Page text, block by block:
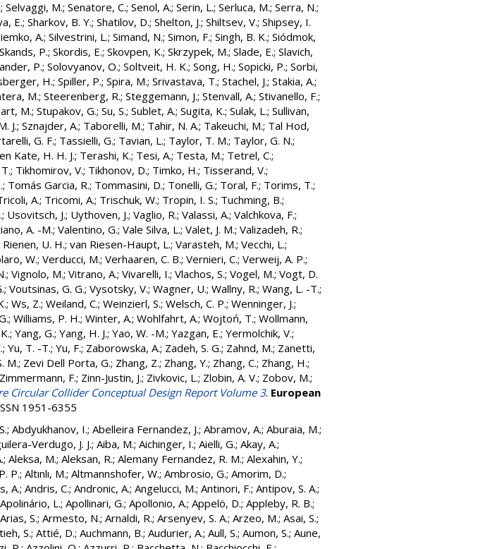
; Selvaggi, M.; Senatore, C.; Senol, A.; Serin, L.; Serluca, M.; Serra, N.;
E.; Sharkov, B. Y.; Shatilov, D.; Shelton, J.; Shiltsev, V.; Shipsey, I.
A.; Silvestrini, L.; Simand, N.; Simon, F.; Singh, B. K.; Siódmok,
Skands, P.; Skordis, E.; Skovpen, K.; Skrzypek, M.; Slade, E.; Slavich,
P.; Solovyanov, O.; Soltveit, H. K.; Song, H.; Sopicki, P.; Sorbi,
H.; Spiller, P.; Spira, M.; Srivastava, T.; Stachel, J.; Stakia, A.;
M.; Steerenberg, R.; Steggemann, J.; Stenvall, A.; Stivanello, F.;
M.; Stupakov, G.; Su, S.; Sublet, A.; Sugita, K.; Sulak, L.; Sullivan,
J.; Sznajder, A.; Taborelli, M.; Tahir, N. A.; Takeuchi, M.; Tal Hod,
G. F.; Tassielli, G.; Tavian, L.; Taylor, T. M.; Taylor, G. N.;
Kate, H. H. J.; Terashi, K.; Tesi, A.; Testa, M.; Tetrel, C.;
; Tikhomirov, V.; Tikhonov, D.; Timko, H.; Tisserand, V.;
; Tomás Garcia, R.; Tommasini, D.; Tonelli, G.; Toral, F.; Torims, T.;
A.; Tricomi, A.; Trischuk, W.; Tropin, I. S.; Tuchming, B.;
; Usovitsch, J.; Uythoven, J.; Vaglio, R.; Valassi, A.; Valchkova, F.;
A. -M.; Valentino, G.; Vale Silva, L.; Valet, J. M.; Valizadeh, R.;
U. H.; van Riesen-Haupt, L.; Varasteh, M.; Vecchi, L.;
W.; Verducci, M.; Verhaaren, C. B.; Vernieri, C.; Verweij, A. P.;
; Vignolo, M.; Vitrano, A.; Vivarelli, I.; Vlachos, S.; Vogel, M.; Vogt, D.
; Voutsinas, G. G.; Vysotsky, V.; Wagner, U.; Wallny, R.; Wang, L. -T.;
; Ws, Z.; Weiland, C.; Weinzierl, S.; Welsch, C. P.; Wenninger, J.;
; Williams, P. H.; Winter, A.; Wohlfahrt, A.; Wojtoń, T.; Wollmann,
; Yang, G.; Yang, H. J.; Yao, W. -M.; Yazgan, E.; Yermolchik, V.;
; Yu, T. -T.; Yu, F.; Zaborowska, A.; Zadeh, S. G.; Zahnd, M.; Zanetti,
M.; Zevi Dell Porta, G.; Zhang, Z.; Zhang, Y.; Zhang, C.; Zhang, H.;
Zimmermann, F.; Zinn-Justin, J.; Zivkovic, L.; Zlobin, A. V.; Zobov, M.;
Circular Collider Conceptual Design Report Volume 3. European
1951-6355
; Abdyukhanov, I.; Abelleira Fernandez, J.; Abramov, A.; Aburaia, M.;
Verdugo, J. J.; Aiba, M.; Aichinger, I.; Aielli, G.; Akay, A.;
; Aleksa, M.; Aleksan, R.; Alemany Fernandez, R. M.; Alexahin, Y.;
P.; Altınlı, M.; Altmannshofer, W.; Ambrosio, G.; Amorim, D.;
A.; Andris, C.; Andronic, A.; Angelucci, M.; Antinori, F.; Antipov, S. A.;
Apolinário, L.; Apollinari, G.; Apollonio, A.; Appelö, D.; Appleby, R. B.;
Arias, S.; Armesto, N.; Arnaldi, R.; Arsenyev, S. A.; Arzeo, M.; Asai, S.;
S.; Attié, D.; Auchmann, B.; Audurier, A.; Aull, S.; Aumon, S.; Aune,